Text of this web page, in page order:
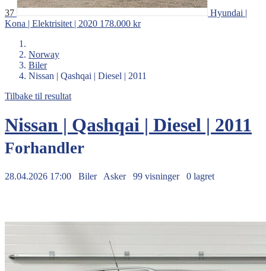
37
Hyundai |
Kona | Elektrisitet | 2020 178.000 kr
Norway
Biler
Nissan | Qashqai | Diesel | 2011
Tilbake til resultat
Nissan | Qashqai | Diesel | 2011
Forhandler
28.04.2026 17:00 Biler Asker 99 visninger 0 lagret